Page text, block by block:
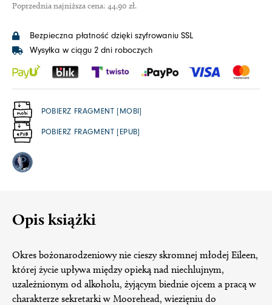
Poprzednia najniższa cena: 44,90 zł.
Bezpieczna płatność dzięki szyfrowaniu SSL
Wysyłka w ciągu 2 dni roboczych
POBIERZ FRAGMENT [MOBI]
POBIERZ FRAGMENT [EPUB]
Opis książki
Okres bożonarodzeniowy nie cieszy skromnej młodej Eileen,
której życie upływa między opieką nad niechlujnym,
uzależnionym od alkoholu, żyjącym biednie ojcem a pracą w
charakterze sekretarki w Moorehead, wiezięniu do